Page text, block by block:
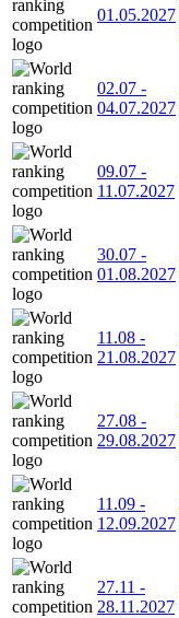
01.05.2027
02.07 -
04.07.2027
09.07 -
11.07.2027
30.07 -
01.08.2027
11.08 -
21.08.2027
27.08 -
29.08.2027
11.09 -
12.09.2027
27.11 -
28.11.2027